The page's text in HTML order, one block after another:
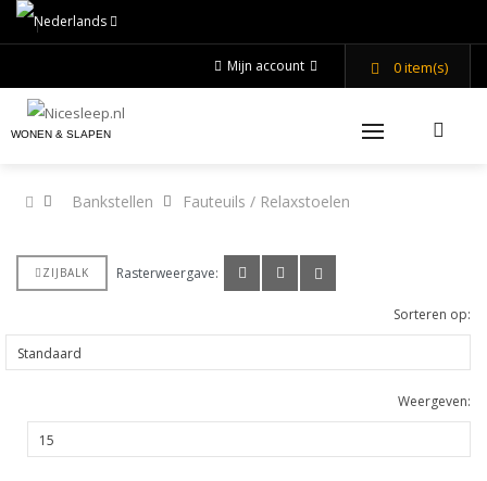
Mijn account 0item(s)
WONEN & SLAPEN
Bankstellen Fauteuils / Relaxstoelen
ZIJBALK Rasterweergave:
Sorteren op:
Weergeven: